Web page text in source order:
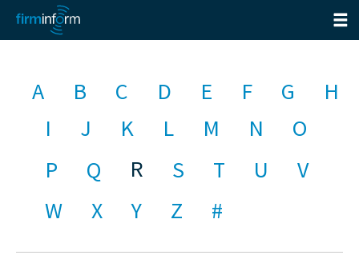
A B C D E F G
H
I
J K L M N
O
P
Q R S T U
V
W
X Y Z #